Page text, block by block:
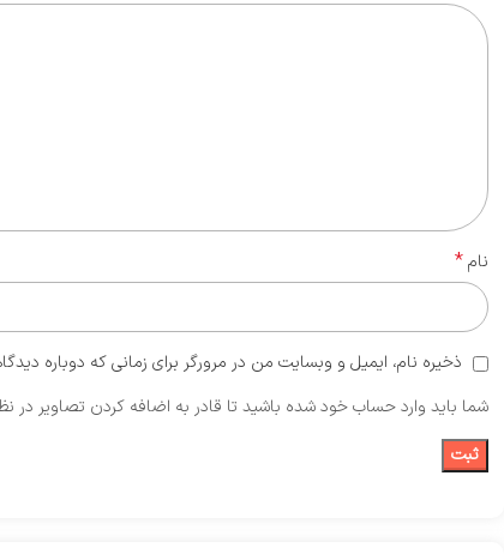
نام*
ذخیره نام، ایمیل و وبسایت من در مرورگر برای زمانی که دوباره
شما باید وارد حساب خود شده باشید تا قادر به اضافه کردن تصاویر در